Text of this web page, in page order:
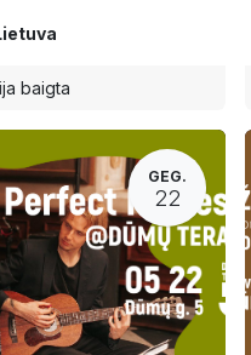
baigta
GEG.
22